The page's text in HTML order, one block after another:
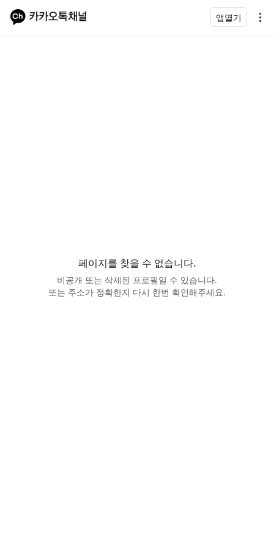
앱열기
페이지를 찾을 수 없습니다.
비공개 또는 삭제된 프로필일 수 있습니다.
또는 주소가 정확한지 다시 한번 확인해주세요.